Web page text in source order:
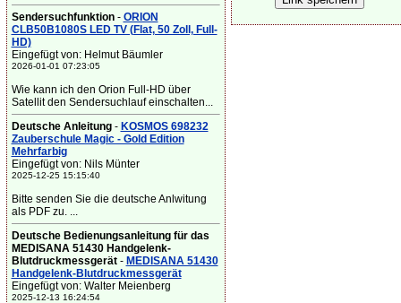
Sendersuchfunktion- ORION
CLB50B1080S LED TV (Flat, 50 Zoll, Full-
HD)
Eingefügt von: Helmut Bäumler
2026-01-01 07:23:05
Wie kann ich den Orion Full-HD über
Satellit den Sendersuchlauf einschalten...
Deutsche Anleitung- KOSMOS 698232
Zauberschule Magic - Gold Edition
Mehrfarbig
Eingefügt von: Nils Münter
2025-12-25 15:15:40
Bitte senden Sie die deutsche Anlwitung
als PDF zu. ...
Deutsche Bedienungsanleitung für das
MEDISANA 51430 Handgelenk-
Blutdruckmessgerät- MEDISANA 51430
Handgelenk-Blutdruckmessgerät
Eingefügt von: Walter Meienberg
2025-12-13 16:24:54